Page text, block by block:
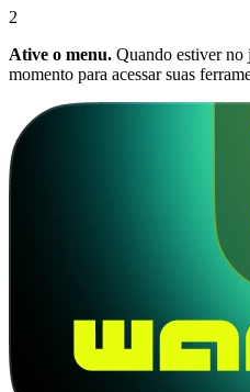
2
Ative o menu. Quando estiver
momento para acessar suas